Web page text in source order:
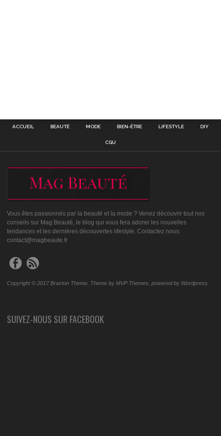
ACCUEIL BEAUTÉ MODE BIEN-ÊTRE LIFESTYLE DIY
CGU
Vous êtes passionnés par la beauté et la mode ? Venez découvrir tout nos
conseils sur Mag Beauté, le blog qui vous fera adorer les nouvelles
tendances et les dernières découvertes lifestyle. Contactez nous:
contact@magbeaute.fr
Copyright © 2017 Braxton Theme. Theme by MVP Themes, powered by Wordpress.
SUIVEZ-NOUS SUR FACEBOOK